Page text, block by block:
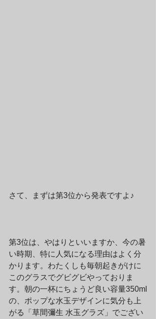
さて、まずは第3位から発表ですよ♪
第3位は、やはりといいますか、今の暑
い時期、特に人気になる理由はよく分
かります。わたくしも毎朝起きがけに
このグラスでグビグビやっておりま
す。朝の一杯にちょうど良い容量350ml
の、ポップな水玉デザインに気分も上
がる「草間彌生 水玉グラズ」でござい